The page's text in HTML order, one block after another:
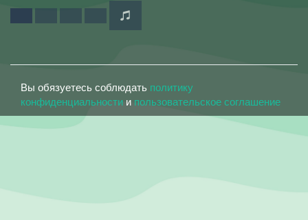
Вы обязуетесь соблюдать политику
конфиденциальности и пользовательское соглашение